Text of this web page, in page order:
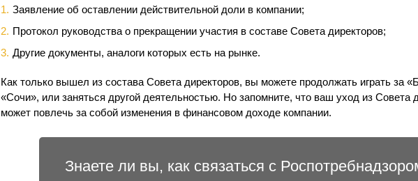
Заявление об оставлении действительной доли в компании;
Протокол руководства о прекращении участия в составе Совета директоров;
Другие документы, аналоги которых есть на рынке.
Как только вышел из состава Совета директоров, вы можете продолжать играть за
«Сочи», или заняться другой деятельностью. Но запомните, что ваш уход из Совета
может повлечь за собой изменения в финансовом доходе компании.
Знаете ли вы, как связаться с